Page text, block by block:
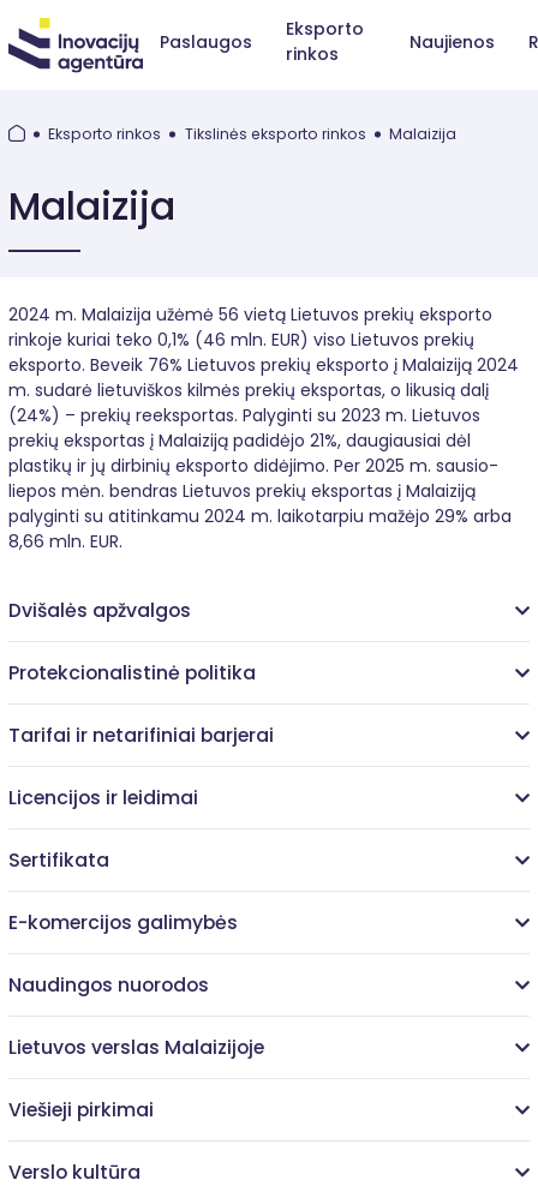
Paslaugos
Eksporto
rinkos
Naujienos
Eksporto rinkos Tikslinės eksporto rinkos Malaizija
Malaizija
2024 m. Malaizija užėmė 56 vietą Lietuvos prekių eksporto
rinkoje kuriai teko 0,1% (46 mln. EUR) viso Lietuvos prekių
eksporto. Beveik 76% Lietuvos prekių eksporto į Malaiziją 2024
m. sudarė lietuviškos kilmės prekių eksportas, o likusią dalį
(24%) – prekių reeksportas. Palyginti su 2023 m. Lietuvos
prekių eksportas į Malaiziją padidėjo 21%, daugiausiai dėl
plastikų ir jų dirbinių eksporto didėjimo. Per 2025 m. sausio-
liepos mėn. bendras Lietuvos prekių eksportas į Malaiziją
palyginti su atitinkamu 2024 m. laikotarpiu mažėjo 29% arba
8,66 mln. EUR.
Dvišalės apžvalgos
Protekcionalistinė politika
Tarifai ir netarifiniai barjerai
Licencijos ir leidimai
Sertifikata
E-komercijos galimybės
Naudingos nuorodos
Lietuvos verslas Malaizijoje
Viešieji pirkimai
Verslo kultūra